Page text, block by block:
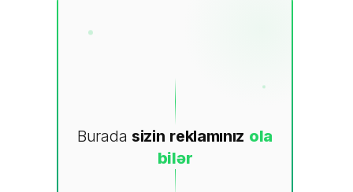
Burada sizin reklamınız ola
bilər